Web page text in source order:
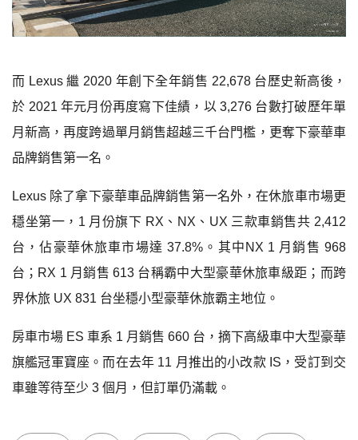
而 Lexus繼 2020 年創下全年銷售 22,678 台歷史新高後，
於 2021 年元月份再度寫下佳績，以3,276 台數打破歷年單
月新高，再度跨過單月銷售超越三千台門檻，更奪下豪華車
品牌銷售第一名。
Lexus 除了拿下豪華車品牌銷售第一名外，在休旅車市場更
穩坐第一， 1 月份旗下 RX 、 NX 、 UX 三款車銷售共 2,412
台，佔豪華休旅車市場達37.8% 。其中 NX 1 月銷售968
台； RX 1 月銷售613 台稱霸中大型豪華休旅車級距；而跨
界休旅 UX 831 台坐穩小型豪華休旅霸主地位。
房車市場 ES 車系 1 月銷售 660 台，摘下高級車中大型豪華
旗艦冠軍寶座。而在去年 11 月推出的小改款 IS ，受訂到交
車雖等待至少 3 個月，但訂單仍滿載。